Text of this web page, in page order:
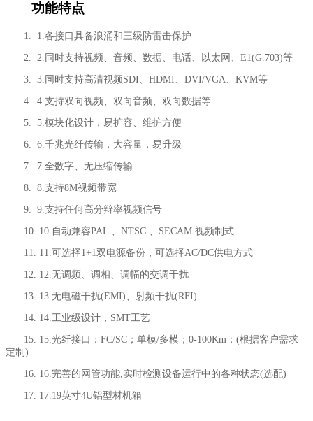
功能特点
1. 1.各接口具备浪涌和三级防雷击保护
2. 2. 同时支持视频、音频、数据、电话、以太网、E1(G.703)等
3. 3. 同时支持高清视频SDI、HDMI、DVI/VGA、KVM等
4. 4.支持双向视频、双向音频、双向数据等
5. 5.模块化设计，易扩容、维护方便
6. 6.千兆光纤传输，大容量，易升级
7. 7.全数字、无压缩传输
8. 8.支持8M视频带宽
9. 9.支持任何高分辩率视频信号
10. 10. 自动兼容PAL 、NTSC 、SECAM 视频制式
11. 11.可选择1+1双电源备份，可选择AC/DC供电方式
12. 12.无调频、调相、调幅的交调干扰
13. 13.无电磁干扰(EMI)、射频干扰(RFI)
14. 14.工业级设计，SMT工艺
15. 15.光纤接口：FC/SC；单模/多模；0-100Km；(根据客户需求
定制)
16. 16.完善的网管功能,实时检测设备运行中的各种状态(选配)
17. 17.19英寸4U铝型材机箱